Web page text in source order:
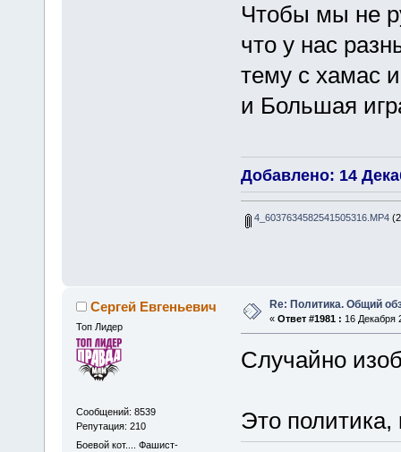
Чтобы мы не
что у нас
тему с хамас
и Большая
Добавлено: 14
4_6037634582541505316.MP4
Сергей Евгеньевич
Топ Лидер
Сообщений: 8539
Репутация: 210
Боевой кот.... Фашист-
Re: Политика. Общий
« Ответ #1981 : 16 Декабря
Случайно
Это политика,